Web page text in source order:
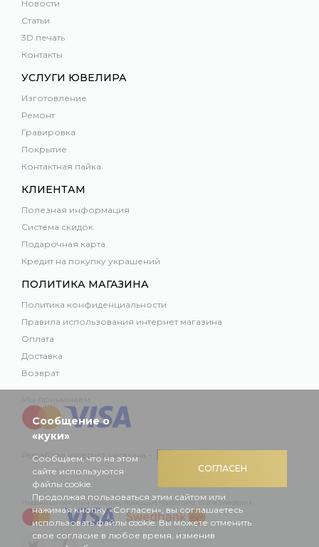
Новости
Статьи
3D печать
Контакты
УСЛУГИ ЮВЕЛИРА
Изготовление
Ремонт
Гравировка
Покрытие
Контактная пайка
КЛИЕНТАМ
Полезная информация
Система скидок
Подарочная карта
Кредит на покупку украшений
ПОЛИТИКА МАГАЗИНА
Политика конфиденциальности
Правила использования интернет магазина
Оплата
Доставка
Возврат
Разработка интернет-магазина –
Надежные покупки онлайн с помощью Mastercard, Visa и Swedbank
СОГЛАСЕН
Сообщение о
«куки»
Сообщаем, что на этом
сайте используются
файлы cookie.
Продолжая пользоваться этим сайтом или
нажимая кнопку «Согласен», вы соглашаетесь
использовать файлы cookie. Вы можете отменить
свое согласие в любое время, изменив